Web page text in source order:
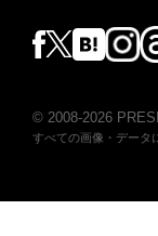
© 2008-2026
すべての画像・データ